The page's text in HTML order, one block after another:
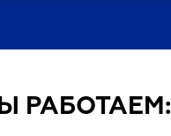
РАБОТАЕМ: